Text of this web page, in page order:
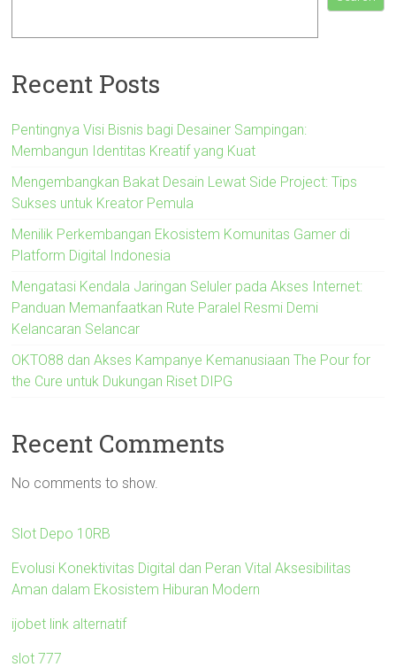
Recent Posts
Pentingnya Visi Bisnis bagi Desainer Sampingan:
Membangun Identitas Kreatif yang Kuat
Mengembangkan Bakat Desain Lewat Side Project: Tips
Sukses untuk Kreator Pemula
Menilik Perkembangan Ekosistem Komunitas Gamer di
Platform Digital Indonesia
Mengatasi Kendala Jaringan Seluler pada Akses Internet:
Panduan Memanfaatkan Rute Paralel Resmi Demi
Kelancaran Selancar
OKTO88 dan Akses Kampanye Kemanusiaan The Pour for
the Cure untuk Dukungan Riset DIPG
Recent Comments
No comments to show.
Slot Depo 10RB
Evolusi Konektivitas Digital dan Peran Vital Aksesibilitas
Aman dalam Ekosistem Hiburan Modern
ijobet link alternatif
slot 777